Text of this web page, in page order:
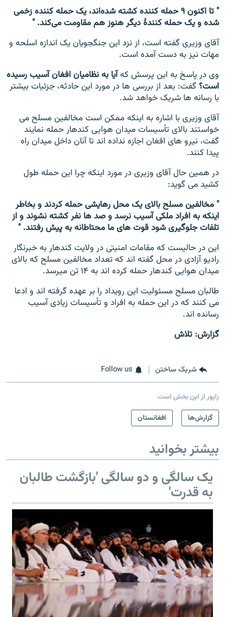
" تا اکنون ۹ حمله کننده کشته شده‌اند، یک حمله کننده زخمی
شده و یک حمله کنندۀ دیگر هنوز هم مقاومت می‌کند. "
آقای وزیری گفته است، از نزد این جنگجویان یک اندازه اسلحه و
مهات نیز به دست آمده است.
وی در پاسخ به این پرسش کهآیا به نظامیان افغان آسیب رسیده
است؟ گفت: بعد از بررسی ها در مورد این حادثه، جزئیات بیشتر
با رسانه ها شریک خواهد شد.
آقای وزیری با اشاره به اینکه ممکن است مخالفین مسلح می
خواستند بالای تأسیسات میدان هوایی کندهار حمله نمایند
گفت، نیرو های افغان اجازه نداده اند تا آنان داخل میدان راه
پیدا کنند.
در همین حال آقای وزیری در مورد اینکه چرا این حمله طول
کشید می گوید:
" مخالفین مسلح بالای یک محل رهایشی حمله کردند و بخاطر
اینکه به افراد ملکی آسیب نرسد و صد ها نفر کشته نشوند و از
تلفات جلوگیری شود قوت های ما محتاطانه به پیش رفتند. "
این در حالیست که مقامات امنیتی در ولایت کندهار به خبرنگار
رادیو آزادی در محل گفته اند که تعداد مخالفین مسلح که بالای
میدان هوایی کندهار حمله کرده اند به ۱۴ تن میرسد.
طالبان مسلح مسئولیت این رویداد را بر عهده گرفته اند و ادعا
می کنند که در این حمله به افراد و تأسیسات زیادی آسیب
رسانده اند.
گزارش: تلاش
شریک ساختن Follow us
راپور از این بخش است
گزارش‌ها
افغانستان
بیشتر بخوانید
یک سالگی و دو سالگی 'بازگشت طالبان
به قدرت'